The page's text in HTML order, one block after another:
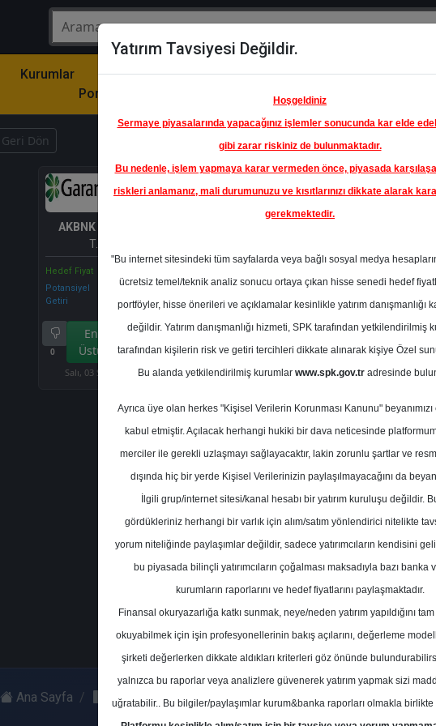
Kurumlar
Model
Portföy
Hisse
Öne
Çıkanlar
Raporlar
Geri Dön
AKBNK
T.A.Ş.
Hedef Fiyat
Potansiyel
Getiri
%0.00
0
Endeks
Üstü Get.
1
Salı, 03 Şubat 2026
En
Tahmini
Kurum Sayısı
22
10
Salı, 03 Şubat 2026
Ana Sayfa Garanti BBVA AKBNK Hedef Fiyat
Yatırım Tavsiyesi Değildir.
Hoşgeldiniz
Sermaye piyasalarında yapacağınız işlemler sonucunda kar elde
gibi zarar riskiniz de bulunmaktadır.
Bu nedenle, işlem yapmaya karar vermeden önce, piyasada
riskleri anlamanız, mali durumunuzu ve kısıtlarınızı dikkate alarak
gerekmektedir.
"Bu internet sitesindeki tüm sayfalarda veya bağlı sosyal medya
ücretsiz temel/teknik analiz sonucu ortaya çıkan hisse senedi hedef
portföyler, hisse önerileri ve açıklamalar kesinlikle yatırım danışmanlığı
değildir. Yatırım danışmanlığı hizmeti, SPK tarafından yetkilendirilmiş
tarafından kişilerin risk ve getiri tercihleri dikkate alınarak kişiye Özel
Bu alanda yetkilendirilmiş kurumlar www.spk.gov.tradresinde
Ayrıca üye olan herkes "Kişisel Verilerin Korunması Kanunu"
kabul etmiştir. Açılacak herhangi hukiki bir dava neticesinde
merciler ile gerekli uzlaşmayı sağlayacaktır, lakin zorunlu şartlar ve
dışında hiç bir yerde Kişisel Verilerinizin paylaşılmayacağını da
İlgili grup/internet sitesi/kanal hesabı bir yatırım kuruluşu değildir.
gördükleriniz herhangi bir varlık için alım/satım yönlendirici nitelikte
yorum niteliğinde paylaşımlar değildir, sadece yatırımcıların kendisini
bu piyasada bilinçli yatırımcıların çoğalması maksadıyla bazı banka
kurumların raporlarını ve hedef fiyatlarını paylaşmaktadır.
Finansal okuryazarlığa katkı sunmak, neye/neden yatırım yapıldığını
okuyabilmek için işin profesyonellerinin bakış açılarını, değerleme
şirketi değerlerken dikkate aldıkları kriterleri göz önünde
yalnızca bu raporlar veya analizlere güvenerek yatırım yapmak sizi
uğratabilir.. Bu bilgiler/paylaşımlar kurum&banka raporları olmakla birlikte